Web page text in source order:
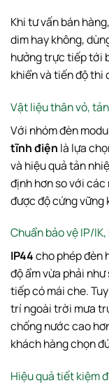
Khi tư vấn bán
dim hay không,
hưởng trực tiếp tới
khiển và tiến độ thi
Vật liệu thân vỏ,
Với nhóm đèn
tĩnh điện là lựa
và hiệu quả tản
định hơn so với
được độ cứng vững
Chuẩn bảo vệ IP/
IP44cho phép đèn
độ ẩm vừa phải
tiếp có mái che.
trí ngoài trời mưa
chống nước cao
khách hàng chọn
Hiệu quả tiết kiệm